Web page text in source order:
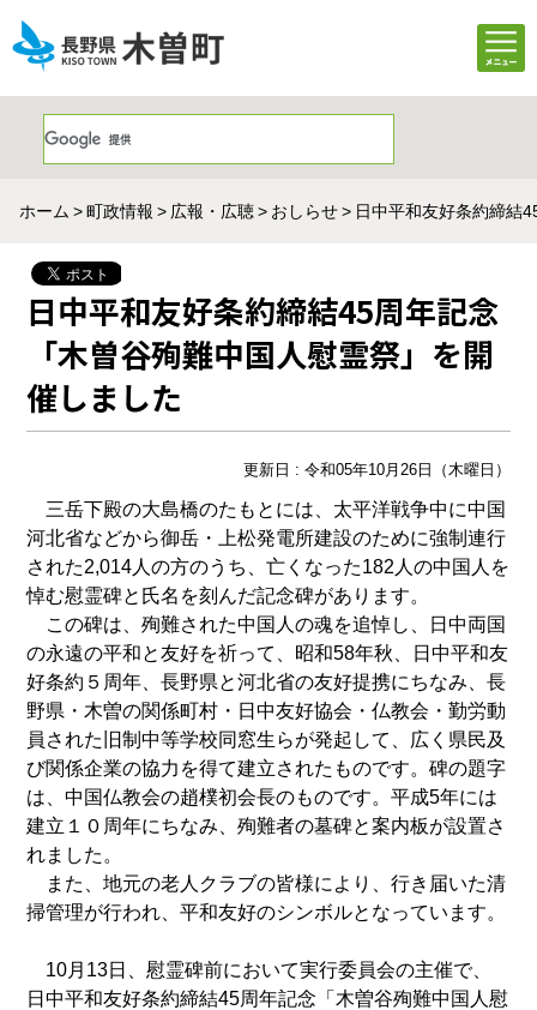
ホーム 町政情報 広報・広聴 おしらせ 日中平和友好条約締結
日中平和友好条約締結45周年記念
「木曽谷殉難中国人慰霊祭」を開
催しました
更新日 : 令和05年10月26日（木曜日）
三岳下殿の大島橋のたもとには、太平洋戦争中に中国
河北省などから御岳・上松発電所建設のために強制連行
された2,014人の方のうち、亡くなった182人の中国人を
悼む慰霊碑と氏名を刻んだ記念碑があります。
この碑は、殉難された中国人の魂を追悼し、日中両国
の永遠の平和と友好を祈って、昭和58年秋、日中平和友
好条約５周年、長野県と河北省の友好提携にちなみ、長
野県・木曽の関係町村・日中友好協会・仏教会・勤労動
員された旧制中等学校同窓生らが発起して、広く県民及
び関係企業の協力を得て建立されたものです。碑の題字
は、中国仏教会の趙樸初会長のものです。平成5年には
建立１０周年にちなみ、殉難者の墓碑と案内板が設置さ
れました。
また、地元の老人クラブの皆様により、行き届いた清
掃管理が行われ、平和友好のシンボルとなっています。
10月13日、慰霊碑前において実行委員会の主催で、
日中平和友好条約締結45周年記念「木曽谷殉難中国人慰